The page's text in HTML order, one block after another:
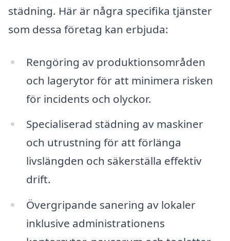
städning. Här är några specifika tjänster
som dessa företag kan erbjuda:
Rengöring av produktionsområden
och lagerytor för att minimera risken
för incidents och olyckor.
Specialiserad städning av maskiner
och utrustning för att förlänga
livslängden och säkerställa effektiv
drift.
Övergripande sanering av lokaler
inklusive administrationens